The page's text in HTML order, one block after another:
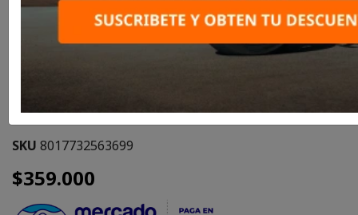

Bota Sidi Xpower Enduro Black
SKU 8017732563699
$359.000